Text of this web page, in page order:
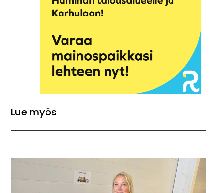
Lue myös